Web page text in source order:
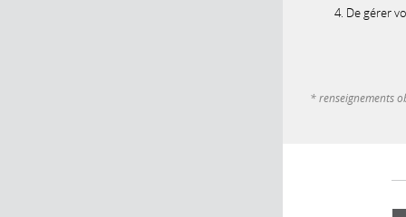
De gérer
* renseignements